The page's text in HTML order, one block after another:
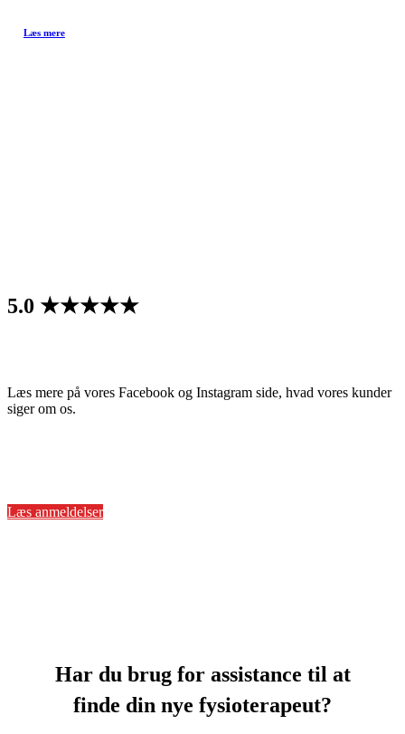
Læs mere
5.0 ★★★★★
Læs mere på vores Facebook og Instagram side, hvad vores kunder
siger om os.
Læs anmeldelser
Har du brug for assistance til at
finde din nye fysioterapeut?